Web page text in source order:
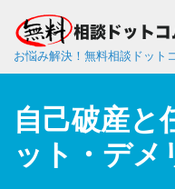
お悩み解決！無料相談ドット
自己破産と
ット・デメ